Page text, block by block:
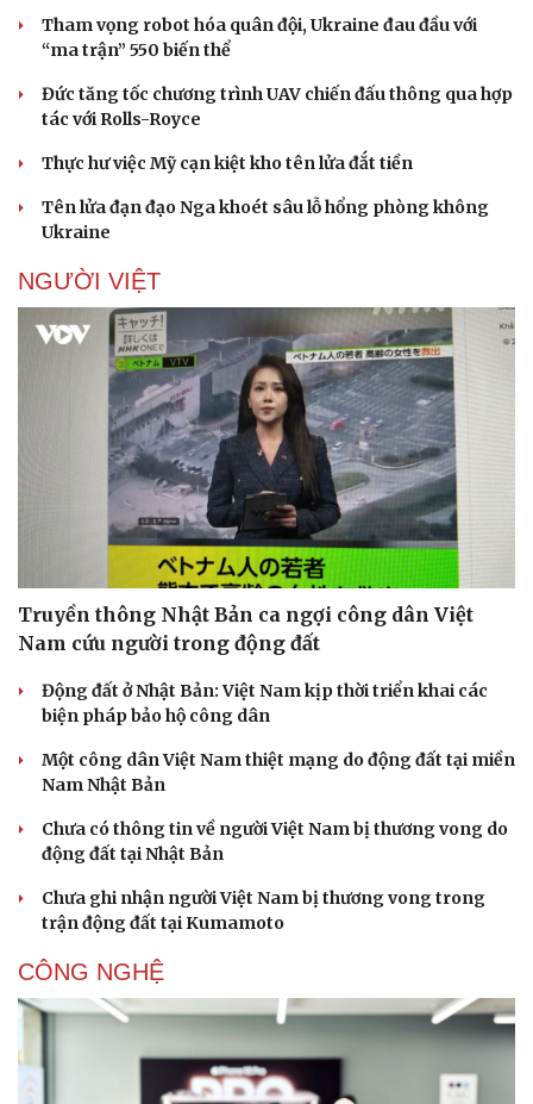
Doanh nghiệp
Doanh nghiệp 24h
Doanh nhân
Vì cộng đồng
Tin Công nghệ
Trải nghiệm
Chuyển đổi số
Tham vọng robot hóa quân đội, Ukraine đau đầu với
“ma trận” 550 biến thể
Đức tăng tốc chương trình UAV chiến đấu thông qua hợp
tác với Rolls-Royce
Thực hư việc Mỹ cạn kiệt kho tên lửa đắt tiền
Tên lửa đạn đạo Nga khoét sâu lỗ hổng phòng không
Ukraine
NGƯỜI VIỆT
Truyền thông Nhật Bản ca ngợi công dân Việt
Nam cứu người trong động đất
Động đất ở Nhật Bản: Việt Nam kịp thời triển khai các
biện pháp bảo hộ công dân
Một công dân Việt Nam thiệt mạng do động đất tại miền
Nam Nhật Bản
Chưa có thông tin về người Việt Nam bị thương vong do
động đất tại Nhật Bản
Chưa ghi nhận người Việt Nam bị thương vong trong
trận động đất tại Kumamoto
CÔNG NGHỆ